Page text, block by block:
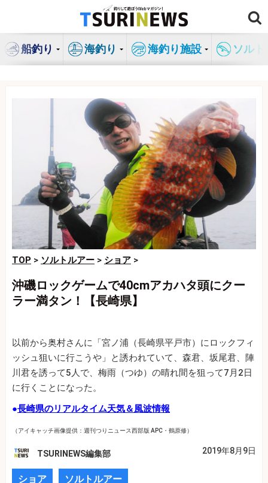
ン
船釣り 海釣り 海釣り施設 ソル
TOP > ソルトルアー > ショア >
沖磯ロックゲームで40cmアカハタ頭にクー
ラー満タン！【長崎県】
以前から奥村さんに「宮ノ浦（長崎県平戸市）にロックフィ
ッシュ狙いに行こうや」と誘われていて、森君、坂尾君、陣
川君を誘って5人で、梅雨（つゆ）の晴れ間を狙って7月2日
に行くことになった。
●長崎県のリアルタイム天気＆風波情報
（アイキャッチ画像提供：週刊つりニュース西部版 APC・鶴原修）
TSURINEWS編集部 2019年8月9日
ショア ソルトルアー